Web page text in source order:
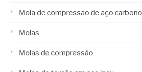
Mola de compressão de aço carbono
Molas
Molas de compressão